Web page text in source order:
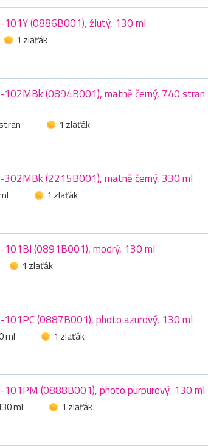
101Y (0886B001), žlutý, 130 ml
1 zlaťák
102MBk (0894B001), matně černý, 740 stran
1 zlaťák
302MBk (2215B001), matně černý, 330 ml
1 zlaťák
101Bl (0891B001), modrý, 130 ml
1 zlaťák
101PC (0887B001), photo azurový, 130 ml
ml
1 zlaťák
101PM (0888B001), photo purpurový, 130 ml
ml
1 zlaťák